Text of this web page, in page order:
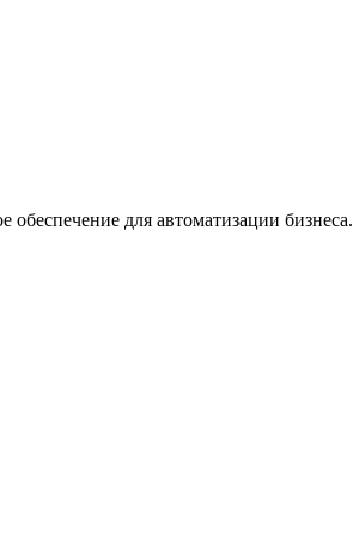
для автоматизации бизнеса.